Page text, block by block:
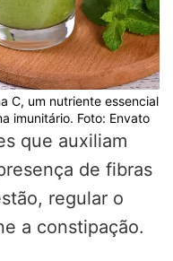
C, um nutriente essencial
imunitário. Foto: Envato
que auxiliam
de fibras
regular o
a constipação.